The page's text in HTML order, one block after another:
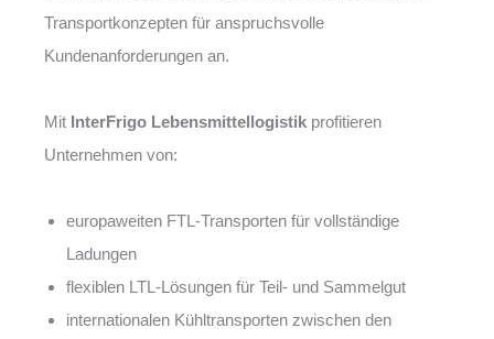
Transportkonzepten für anspruchsvolle
Kundenanforderungen an.
Mit InterFrigo Lebensmittellogistik profitieren
Unternehmen von:
europaweiten FTL-Transporten für vollständige
Ladungen
flexiblen LTL-Lösungen für Teil- und Sammelgut
internationalen Kühltransporten zwischen den